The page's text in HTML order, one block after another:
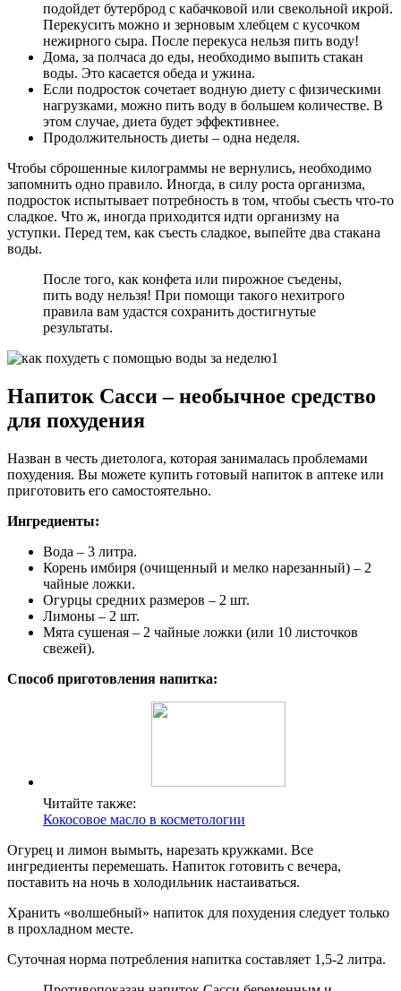
подойдет бутерброд с кабачковой или свекольной икрой.
Перекусить можно и зерновым хлебцем с кусочком
нежирного сыра. После перекуса нельзя пить воду!
Дома, за полчаса до еды, необходимо выпить стакан
воды. Это касается обеда и ужина.
Если подросток сочетает водную диету с физическими
нагрузками, можно пить воду в большем количестве. В
этом случае, диета будет эффективнее.
Продолжительность диеты – одна неделя.
Чтобы сброшенные килограммы не вернулись, необходимо
запомнить одно правило. Иногда, в силу роста организма,
подросток испытывает потребность в том, чтобы съесть что-то
сладкое. Что ж, иногда приходится идти организму на
уступки. Перед тем, как съесть сладкое, выпейте два стакана
воды.
После того, как конфета или пирожное съедены,
пить воду нельзя! При помощи такого нехитрого
правила вам удастся сохранить достигнутые
результаты.
Напиток Сасси – необычное средство
для похудения
Назван в честь диетолога, которая занималась проблемами
похудения. Вы можете купить готовый напиток в аптеке или
приготовить его самостоятельно.
Ингредиенты:
Вода – 3 литра.
Корень имбиря (очищенный и мелко нарезанный) – 2
чайные ложки.
Огурцы средних размеров – 2 шт.
Лимоны – 2 шт.
Мята сушеная – 2 чайные ложки (или 10 листочков
свежей).
Способ приготовления напитка:
Читайте также:
Кокосовое масло в косметологии
Огурец и лимон вымыть, нарезать кружками. Все
ингредиенты перемешать. Напиток готовить с вечера,
поставить на ночь в холодильник настаиваться.
Хранить «волшебный» напиток для похудения следует только
в прохладном месте.
Суточная норма потребления напитка составляет 1,5-2 литра.